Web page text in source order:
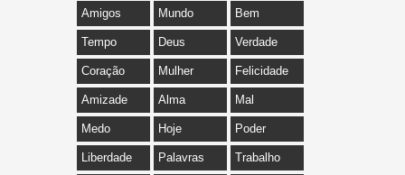
Amigos Mundo Bem
Tempo Deus Verdade
Coração Mulher Felicidade
Amizade Alma Mal
Medo Hoje Poder
Liberdade Palavras Trabalho